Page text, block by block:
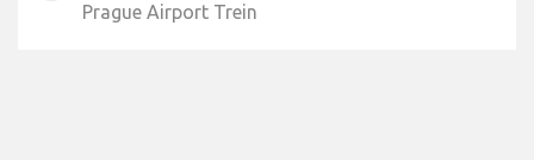
Prague Airport Trein